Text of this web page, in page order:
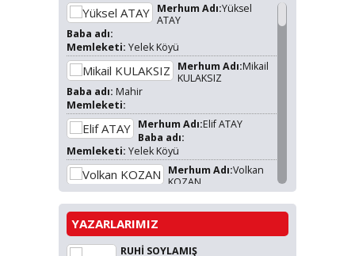
Merhum Adı:Yüksel
ATAY
Baba adı:
Memleketi: Yelek Köyü
Merhum Adı:Mikail
KULAKSIZ
Baba adı: Mahir
Memleketi:
Merhum Adı:Elif ATAY
Baba adı:
Memleketi: Yelek Köyü
Merhum Adı:Volkan
KOZAN
Baba adı:Uğur KOZAN
Memleketi:Yelek Köyü
Merhum Adı:
YAZARLARIMIZ
RUHİ SOYLAMIŞ